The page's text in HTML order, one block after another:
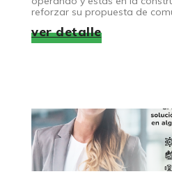
reforzar su propuesta de
ver detalle